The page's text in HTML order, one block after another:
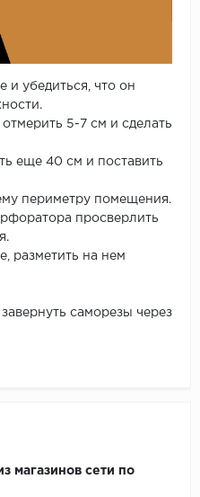
и убедиться, что он
5-7 см и сделать
еще 40 см и поставить
периметру помещения.
просверлить
разметить на нем
саморезы через
магазинов сети по